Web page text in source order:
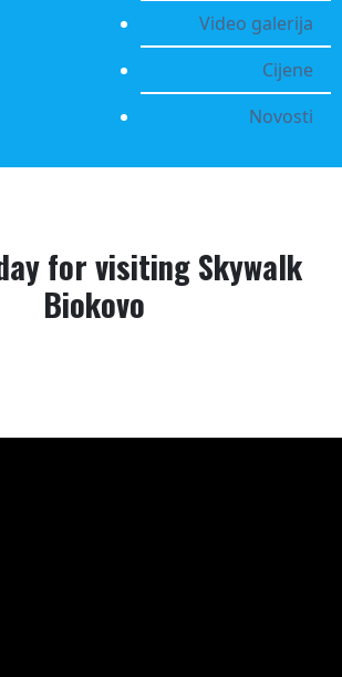
Video galerija
Cijene
Novosti
for visiting Skywalk
Biokovo